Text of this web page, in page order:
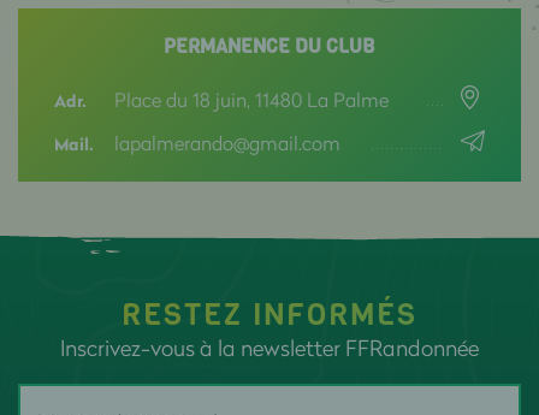
PERMANENCE DU CLUB
Adr. Place du 18 juin, 11480 La Palme
Mail. lapalmerando@gmail.com
RESTEZ INFORMÉS
Inscrivez-vous à la newsletter FFRandonnée